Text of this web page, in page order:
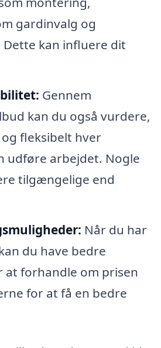
gardinvalg og
kan influere dit
Gennem
kan du også vurdere,
fleksibelt hver
udføre arbejdet. Nogle
tilgængelige end
Når du har
du have bedre
at forhandle om prisen
for at få en bedre